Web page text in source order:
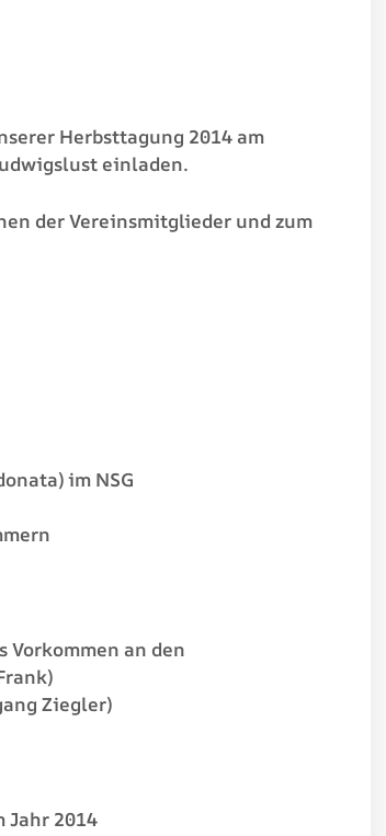
Herbsttagung 2014 am
einladen.
der Vereinsmitglieder und zum
im NSG
Vorkommen an den
Ziegler)
Jahr 2014